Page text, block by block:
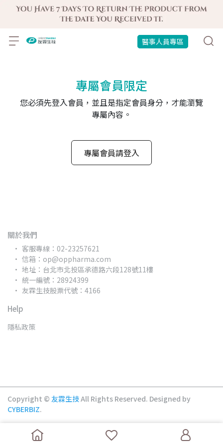
醫事人員專區
專屬會員限定
您必須先登入會員，並且是指定會員身分，才能瀏覽
專屬內容。
專屬會員請登入
關於我們
客服專線：02-23257621
信箱：op@oppharma.com
地址：台北市北投區承德路六段128號11樓
統一編號：28924399
友霖生技股票代號：4166
Help
隱私政策
Copyright © 友霖生技All Rights Reserved. Designed by
CYBERBIZ.